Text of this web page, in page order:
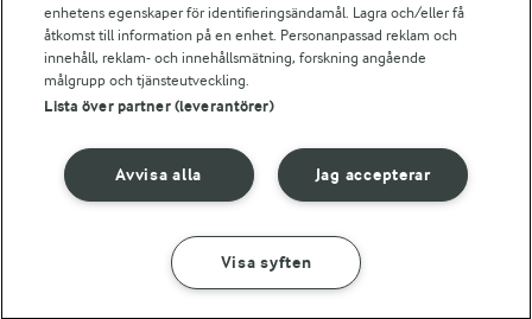
GÖR SÅ HÄR INGREDIENSER
© 2026 Arla Foods
Integritetspolicy
enhetens egenskaper för identifieringsändamål. Lagra och/eller få
åtkomst till information på en enhet. Personanpassad reklam och
innehåll, reklam- och innehållsmätning, forskning angående
målgrupp och tjänsteutveckling.
Lista över partner (leverantörer)
Jag accepterar
Avvisa alla
Visa syften